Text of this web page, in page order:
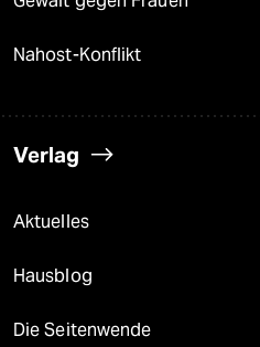
Nahost-Konflikt
Verlag
Aktuelles
Hausblog
Die Seitenwende